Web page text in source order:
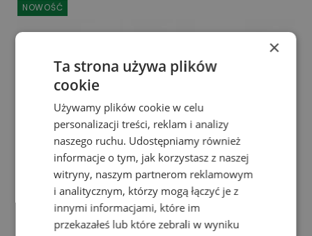
NOWOŚĆ
×
Ta strona używa plików
cookie
Używamy plików cookie w celu
personalizacji treści, reklam i analizy
naszego ruchu. Udostępniamy również
informacje o tym, jak korzystasz z naszej
witryny, naszym partnerom reklamowym
i analitycznym, którzy mogą łączyć je z
innymi informacjami, które im
przekazałeś lub które zebrali w wyniku